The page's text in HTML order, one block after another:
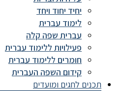
יחיד יחוד ויחד
לימוד עברית
עברית שפה קלה
פעילויות ללימוד עברית
חומרים ללימוד עברית
קידום השפה העברית
תכנים לחגים ומועדים